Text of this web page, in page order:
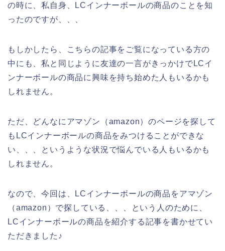
の時に、私自身、LCインナーボールの商品のことを知
ったのですが、、、
もしかしたら、こちらの記事をご覧になっている方の
中にも、私と同じように友達の一言がきっかけでLCイ
ンナーボールの商品に興味を持ち始めた人もいるかも
しれません。
ただ、どんなにアマゾン（amazon）のページを探して
もLCインナーボールの商品をみつけることができな
い、、、というような状況で悩んでいる人もいるかも
しれません。
なので、今回は、LCインナーボールの商品をアマゾン
（amazon）で探している、、、という人のために、
LCインナーボールの商品を紹介する記事を書かせてい
ただきました♪